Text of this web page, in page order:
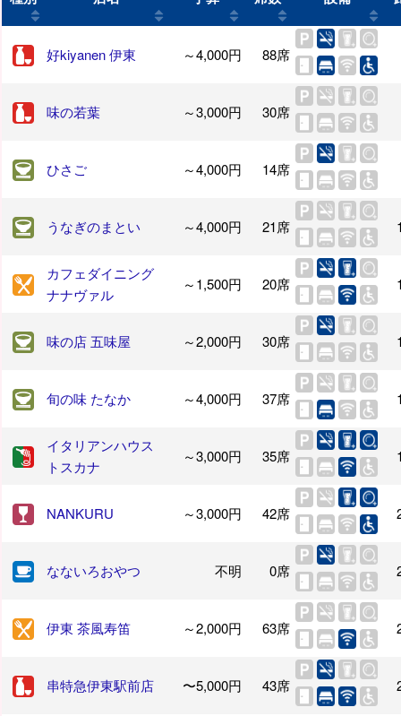
好kiyanen 伊東 ～4,000円 88席
味の若葉 ～3,000円 30席
ひさご ～4,000円 14席
うなぎのまとい ～4,000円 21席
カフェダイニング
ナナヴァル
～1,500円 20席
味の店 五味屋 ～2,000円 30席
旬の味 たなか ～4,000円 37席
イタリアンハウス
トスカナ
～3,000円 35席
NANKURU ～3,000円 42席
なないろおやつ 不明 0席
伊東 茶風寿笛 ～2,000円 63席
串特急伊東駅前店 〜5,000円 43席